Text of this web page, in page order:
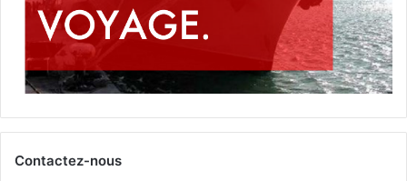
Contactez-nous